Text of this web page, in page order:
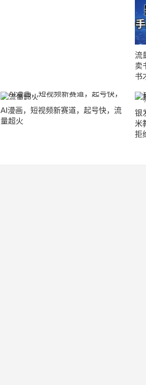
流
卖
书
AI漫画，短视频新赛道，起号快，流
量超火
银
米
拒